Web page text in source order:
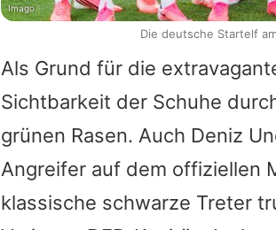
Als Grund für die
Sichtbarkeit der Schuhe
grünen Rasen. Auch Deniz
Angreifer auf dem offiziellen
klassische schwarze Treter
Imago
Die deutsche Startelf